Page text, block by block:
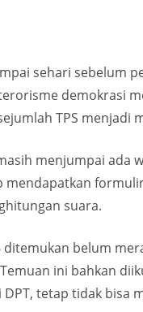
sehari sebelum
demokrasi
TPS
menjumpai ada
mendapatkan
suara.
belum
ini bahkan
tetap tidak bisa